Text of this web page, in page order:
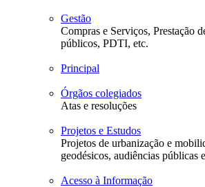
Gestão
Compras e Serviços, Prestação
públicos, PDTI, etc.
Principal
Órgãos colegiados
Atas e resoluções
Projetos e Estudos
Projetos de urbanização e
geodésicos, audiências públicas
Acesso à Informação